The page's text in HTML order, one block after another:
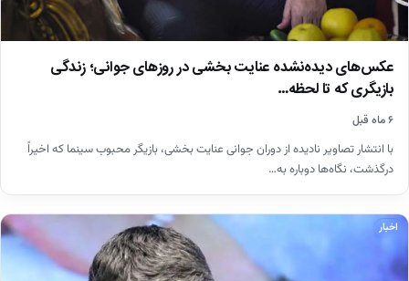
عکس‌های دیده‌نشده عنایت بخشی در روزهای جوانی؛ زندگی
بازیگری که تا لحظه…
۶ ماه قبل
با انتشار تصاویر نادیده از دوران جوانی عنایت بخشی، بازیگر محبوب سینما که اخیراً
درگذشت، نگاه‌ها دوباره به…
اخبار